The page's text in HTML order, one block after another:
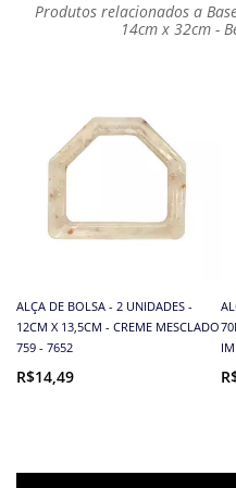
Produtos relacionados a
14cm x 32cm -
ALÇA DE BOLSA - 2 UNIDADES -
12CM X 13,5CM - CREME MESCLADO
759 - 7652
R$14,49